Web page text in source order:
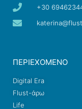
+30
ΠΕΡΙΕΧΟΜΕΝΟ
Digital Era
Flust-άρω
Life